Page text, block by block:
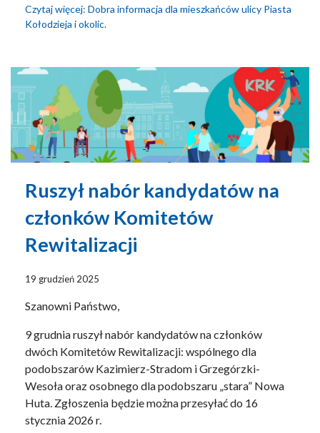
Czytaj więcej: Dobra informacja dla mieszkańców ulicy Piasta
Kołodzieja i okolic.
Ruszył nabór kandydatów na
członków Komitetów
Rewitalizacji
19 grudzień 2025
Szanowni Państwo,
9 grudnia ruszył nabór kandydatów na członków
dwóch Komitetów Rewitalizacji: wspólnego dla
podobszarów Kazimierz-Stradom i Grzegórzki-
Wesoła oraz osobnego dla podobszaru „stara” Nowa
Huta. Zgłoszenia będzie można przesyłać do 16
stycznia 2026 r.